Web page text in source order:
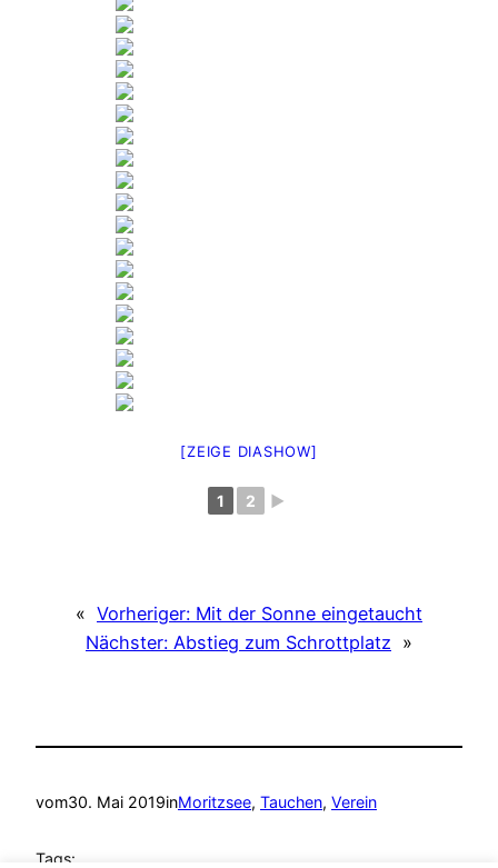
[ZEIGE DIASHOW]
1 2 ►
« Vorheriger: Mit der Sonne eingetaucht
Nächster: Abstieg zum Schrottplatz »
vom30. Mai 2019inMoritzsee, Tauchen, Verein
Tags: